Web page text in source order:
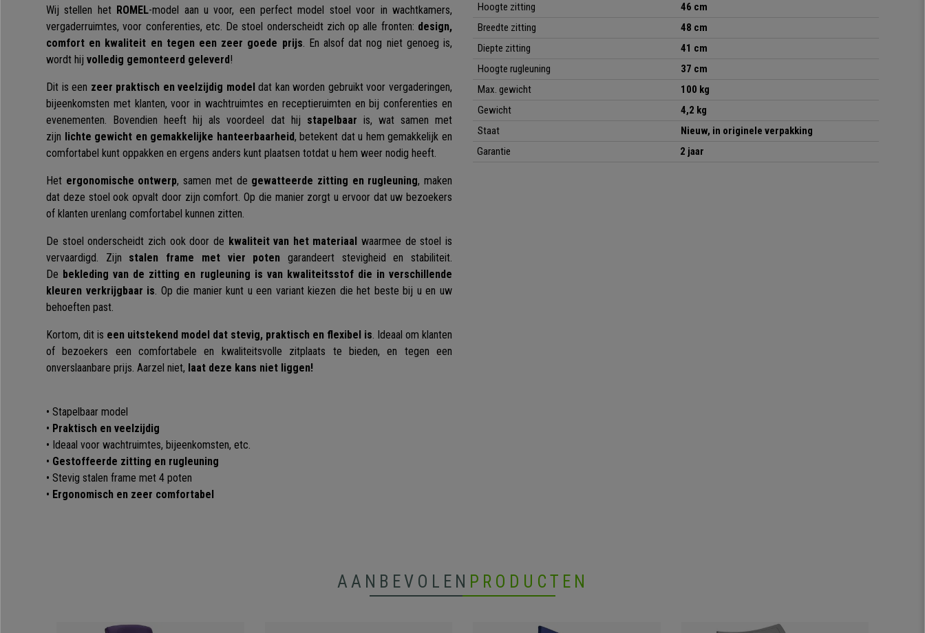
Wij stellen het ROMEL-model aan u voor, een perfect model stoel voor in wachtkamers,
vergaderruimtes, voor conferenties, etc. De stoel onderscheidt zich op alle fronten: design,
comfort en kwaliteit en tegen een zeer goede prijs. En alsof dat nog niet genoeg is,
wordt hij volledig gemonteerd geleverd!
Dit is een zeer praktisch en veelzijdig modeldat kan worden gebruikt voor vergaderingen,
bijeenkomsten met klanten, voor in wachtruimtes en receptieruimten en bij conferenties en
evenementen. Bovendien heeft hij als voordeel dat hij stapelbaar is, wat samen met
zijn lichte gewicht en gemakkelijke hanteerbaarheid, betekent dat u hem gemakkelijk en
comfortabel kunt oppakken en ergens anders kunt plaatsen totdat u hem weer nodig heeft.
Het ergonomische ontwerp, samen met de gewatteerde zitting en rugleuning, maken
dat deze stoel ook opvalt door zijn comfort. Op die manier zorgt u ervoor dat uw bezoekers
of klanten urenlang comfortabel kunnen zitten.
De stoel onderscheidt zich ook door de kwaliteit van het materiaal waarmee de stoel is
vervaardigd. Zijn stalen frame met vier poten garandeert stevigheid en stabiliteit.
De bekleding van de zitting en rugleuning is van kwaliteitsstof die in verschillende
kleuren verkrijgbaar is. Op die manier kunt u een variant kiezen die het beste bij u en uw
behoeften past.
Kortom, dit is een uitstekend model dat stevig, praktisch en flexibel is. Ideaal om klanten
of bezoekers een comfortabele en kwaliteitsvolle zitplaats te bieden, en tegen een
onverslaanbare prijs. Aarzel niet, laat deze kans niet liggen!
• Stapelbaar model
• Praktisch en veelzijdig
• Ideaal voor wachtruimtes, bijeenkomsten, etc.
• Gestoffeerde zitting en rugleuning
• Stevig stalen frame met 4 poten
• Ergonomisch en zeer comfortabel
Hoogte zitting
46 cm
Breedte zitting
48 cm
Diepte zitting
41 cm
Hoogte rugleuning
37 cm
Max. gewicht
100 kg
Gewicht
4,2 kg
Staat
Nieuw, in originele verpakking
Garantie
2 jaar
AANBEVOLEN PRODUCTEN